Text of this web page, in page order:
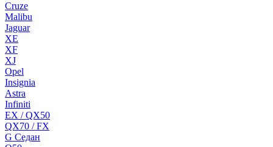
Cruze
Malibu
Jaguar
XE
XF
XJ
Opel
Insignia
Astra
Infiniti
EX / QX50
QX70 / FX
G Cедан